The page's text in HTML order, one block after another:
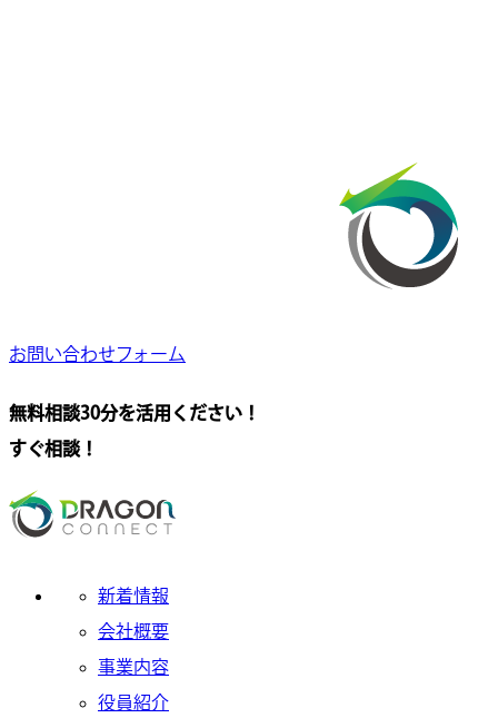
お問い合わせフォーム
無料相談30分を活用ください！
すぐ相談！
新着情報
会社概要
事業内容
役員紹介